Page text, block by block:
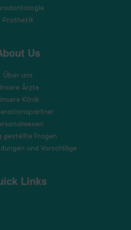
Prothetik
Us
Über uns
Ärzte
Klinik
gestellte Fragen
und Vorschläge
Links